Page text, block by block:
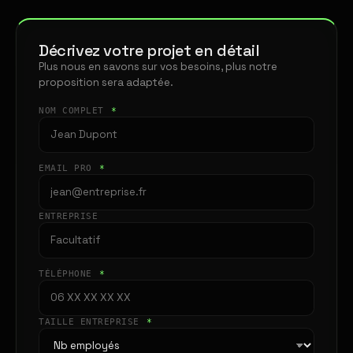
Décrivez votre projet en détail
Plus nous en savons sur vos besoins, plus notre
proposition sera adaptée.
NOM COMPLET *
EMAIL PRO *
ENTREPRISE
TÉLÉPHONE *
TAILLE ENTREPRISE *